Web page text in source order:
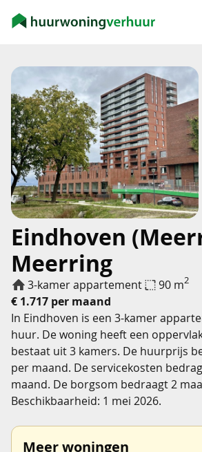
Eindhoven
Meerring
3-kamer appartement 90 m2
€ 1.717 per maand
In Eindhoven is een 3-kamer
huur. De woning heeft een
bestaat uit 3 kamers. De huurprijs
per maand. De servicekosten
maand. De borgsom bedraagt 2
Beschikbaarheid: 1 mei 2026.
Meer woningen